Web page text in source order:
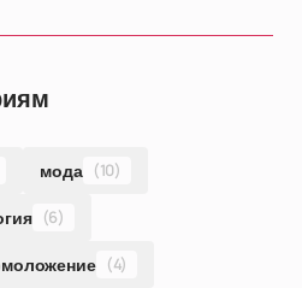
мода (10)
(6)
(4)